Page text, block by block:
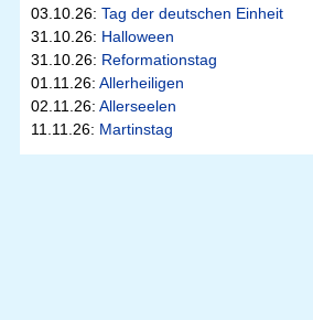
03.10.26: Tag der deutschen Einheit
31.10.26: Halloween
31.10.26: Reformationstag
01.11.26: Allerheiligen
02.11.26: Allerseelen
11.11.26: Martinstag